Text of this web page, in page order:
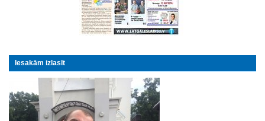
Iesakām izlasīt